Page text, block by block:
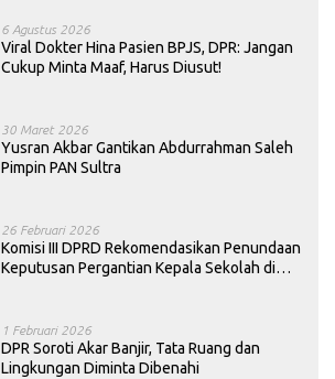
6 Agustus 2026
Viral Dokter Hina Pasien BPJS, DPR: Jangan
Cukup Minta Maaf, Harus Diusut!
30 Maret 2026
Yusran Akbar Gantikan Abdurrahman Saleh
Pimpin PAN Sultra
26 Februari 2026
Komisi III DPRD Rekomendasikan Penundaan
Keputusan Pergantian Kepala Sekolah di
1 Februari 2026
DPR Soroti Akar Banjir, Tata Ruang dan
Lingkungan Diminta Dibenahi